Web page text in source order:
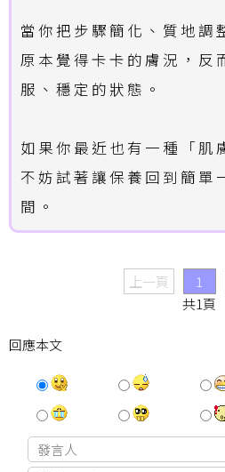
當你把步驟簡化、質地調
原本覺得卡卡的膚況，反
服、穩定的狀態。
如果你最近也有一種「肌
不妨試著讓保養回到簡單
間。
上一頁 1
共1頁
回應本文